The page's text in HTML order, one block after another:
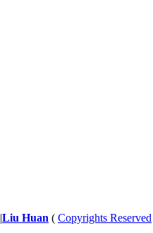
|Liu Huan ( Copyrights Reserved